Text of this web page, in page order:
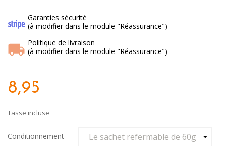
Garanties sécurité
(à modifier dans le module "Réassurance")
Politique de livraison
(à modifier dans le module "Réassurance")
8,95
Tasse incluse
Conditionnement